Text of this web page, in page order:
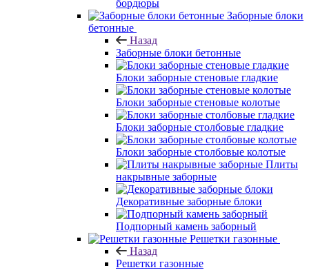
бордюры
Заборные блоки
бетонные
Назад
Заборные блоки бетонные
Блоки заборные стеновые гладкие
Блоки заборные стеновые колотые
Блоки заборные столбовые гладкие
Блоки заборные столбовые колотые
Плиты
накрывные заборные
Декоративные заборные блоки
Подпорный камень заборный
Решетки газонные
Назад
Решетки газонные